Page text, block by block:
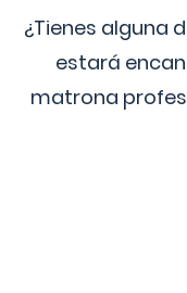
¿Tienes alguna
estará
matrona